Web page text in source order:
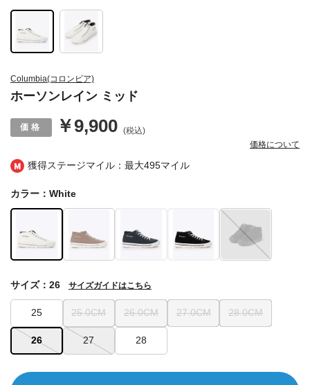
獲得ステージマイル：最大495マイル
Columbia(コロンビア)
ホーソンレイン ミッド
￥9,900 (税込)
価格について
カラー：White
25 25.0CM 26.0CM 27.0CM 28.0CM
26 27 28
サイズ：26 サイズガイドはこちら